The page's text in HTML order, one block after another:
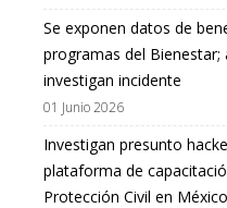
Se exponen datos de
programas del Bienestar;
investigan incidente
01 Junio 2026
Investigan presunto
plataforma de
Protección Civil en México